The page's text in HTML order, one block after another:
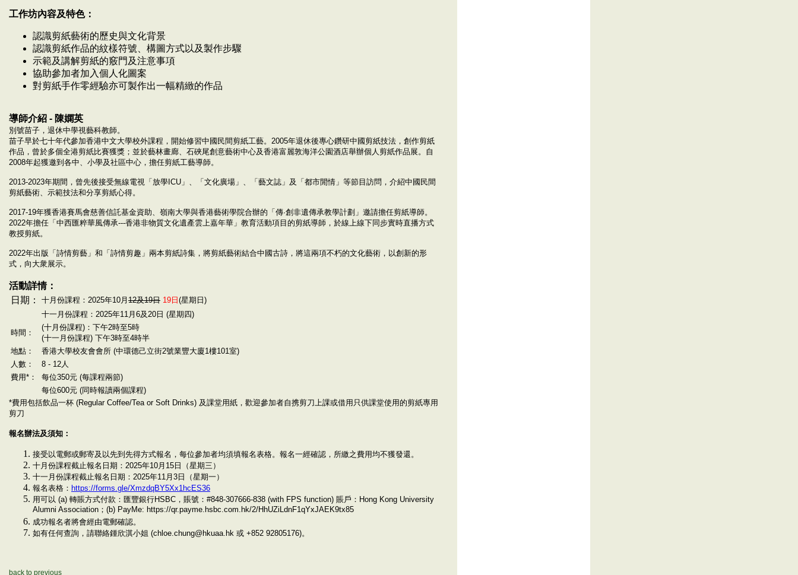
工作坊內容及特色：
認識剪紙藝術的歷史與文化背景
認識剪紙作品的紋樣符號、構圖方式以及製作步驟
示範及講解剪紙的竅門及注意事項
協助參加者加入個人化圖案
對剪紙手作零經驗亦可製作出一幅精緻的作品
導師介紹 - 陳嫻英
別號苗子，退休中學視藝科教師。
苗子早於七十年代參加香港中文大學校外課程，開始修習中國民間剪紙工藝。2005年退休後專心鑽研中國剪紙技法，創作剪紙
作品，曾於多個全港剪紙比賽獲獎；並於藝林畫廊、石硤尾創意藝術中心及香港富麗敦海洋公園酒店舉辦個人剪紙作品展。自
2008年起獲邀到各中、小學及社區中心，擔任剪紙工藝導師。
2013-2023年期間，曾先後接受無線電視「放學ICU」、「文化廣場」、「藝文誌」及「都市閒情」等節目訪問，介紹中國民間
剪紙藝術、示範技法和分享剪紙心得。
2017-19年獲香港賽馬會慈善信託基金資助、嶺南大學與香港藝術學院合辦的「傳·創非遺傳承教學計劃」邀請擔任剪紙導師。
2022年擔任「中西匯粹華風傳承---香港非物質文化遺產雲上嘉年華」教育活動項目的剪紙導師，於線上線下同步實時直播方式
教授剪紙。
2022年出版「詩情剪藝」和「詩情剪趣」兩本剪紙詩集，將剪紙藝術結合中國古詩，將這兩項不朽的文化藝術，以創新的形
式，向大衆展示。
活動詳情：
日期：
十月份課程：2025年10月 12及19日 19日 (星期日)
十一月份課程：2025年11月6及20日 (星期四)
時間：
(十月份課程)：下午2時至5時
(十一月份課程) 下午3時至4時半
地點：
香港大學校友會會所 (中環德己立街2號業豐大廈1樓101室)
人數：
8 - 12人
費用*：
每位350元 (每課程兩節)
每位600元 (同時報讀兩個課程)
*費用包括飲品一杯 (Regular Coffee/Tea or Soft Drinks) 及課堂用紙，歡迎參加者自携剪刀上課或借用只供課堂使用的剪紙專用
剪刀
報名辦法及須知：
接受以電郵或郵寄及以先到先得方式報名，每位參加者均須填報名表格。報名一經確認，所繳之費用均不獲發還。
十月份課程截止報名日期：2025年10月15日（星期三）
十一月份課程截止報名日期：2025年11月3日（星期一）
報名表格： https://forms.gle/XmzdqBY5Xx1hcES36
用可以 (a) 轉賬方式付款：匯豐銀行HSBC，賬號：#848-307666-838 (with FPS function) 賬戶：Hong Kong University
Alumni Association；(b) PayMe: https://qr.payme.hsbc.com.hk/2/HhUZiLdnF1qYxJAEK9tx85
成功報名者將會經由電郵確認。
如有任何查詢，請聯絡鍾欣淇小姐 (chloe.chung@hkuaa.hk 或 +852 92805176)。
back to previous